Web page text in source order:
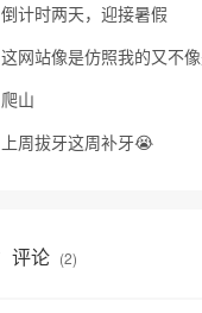
倒计时两天，迎接暑假
这网站像是仿照我的又不
爬山
上周拔牙这周补牙😭
评论 (2)